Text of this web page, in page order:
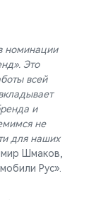
номинации
Это
всей
и
не
для наших
Шмаков,
Рус».